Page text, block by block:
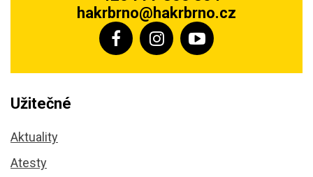
hakrbrno@hakrbrno.cz
Užitečné
Aktuality
Atesty